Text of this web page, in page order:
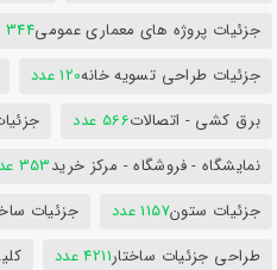
جزئیات پروژه های معماری عمومی344 عدد
جزئیات طراحی تسویه خانه120 عدد
برق کشی - اتصالات566 عدد
نمایشگاه - فروشگاه - مرکز خرید353 عدد
جزئیات ستون1157 عدد جزئیات
طراحی جزئیات ساختار4211 عدد